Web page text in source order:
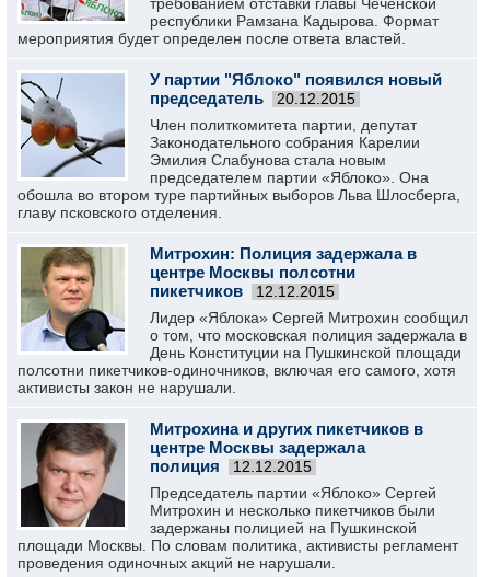
республики Рамзана Кадырова. Формат
мероприятия будет определен после ответа властей.
У партии "Яблоко" появился новый
председатель
20.12.2015
Член политкомитета партии, депутат
Законодательного собрания Карелии
Эмилия Слабунова стала новым
председателем партии «Яблоко». Она
обошла во втором туре партийных выборов Льва Шлосберга,
главу псковского отделения.
Митрохин: Полиция задержала в
центре Москвы полсотни
пикетчиков
12.12.2015
Лидер «Яблока» Сергей Митрохин сообщил
о том, что московская полиция задержала в
День Конституции на Пушкинской площади
полсотни пикетчиков-одиночников, включая его самого, хотя
активисты закон не нарушали.
Митрохина и других пикетчиков в
центре Москвы задержала
полиция
12.12.2015
Председатель партии «Яблоко» Сергей
Митрохин и несколько пикетчиков были
задержаны полицией на Пушкинской
площади Москвы. По словам политика, активисты регламент
проведения одиночных акций не нарушали.